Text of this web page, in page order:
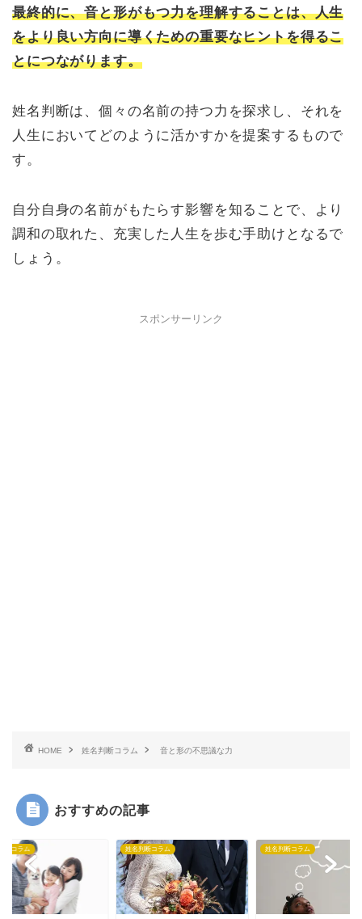
最終的に、音と形がもつ力を理解することは、人生
をより良い方向に導くための重要なヒントを得るこ
とにつながります。
姓名判断は、個々の名前の持つ力を探求し、それを
人生においてどのように活かすかを提案するもので
す。
自分自身の名前がもたらす影響を知ることで、より
調和の取れた、充実した人生を歩む手助けとなるで
しょう。
スポンサーリンク
HOME 姓名判断コラム 音と形の不思議な力
おすすめの記事
断コラム 姓名判断コラム 姓名判断コラム